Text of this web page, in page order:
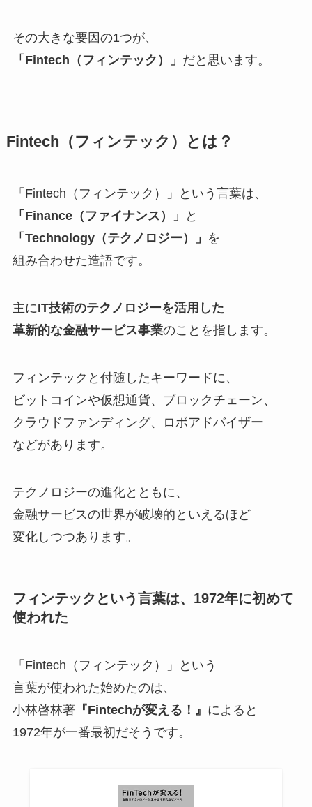
その大きな要因の1つが、
「Fintech（フィンテック）」 だと思います。
Fintech（フィンテック）とは？
「Fintech（フィンテック）」という言葉は、
「Finance（ファイナンス）」
と
「Technology（テクノロジー）」 を
組み合わせた造語です。
主にIT技術のテクノロジーを活用した
革新的な金融サービス事業のことを指します。
フィンテックと付随したキーワードに、
ビットコインや仮想通貨、ブロックチェーン、
クラウドファンディング、ロボアドバイザー
などがあります。
テクノロジーの進化とともに、
金融サービスの世界が破壊的といえるほど
変化しつつあります。
フィンテックという言葉は、1972年に初めて
使われた
「Fintech（フィンテック）」という
言葉が使われた始めたのは、
小林啓林著『Fintechが変える！』 によると
1972年が一番最初だそうです。